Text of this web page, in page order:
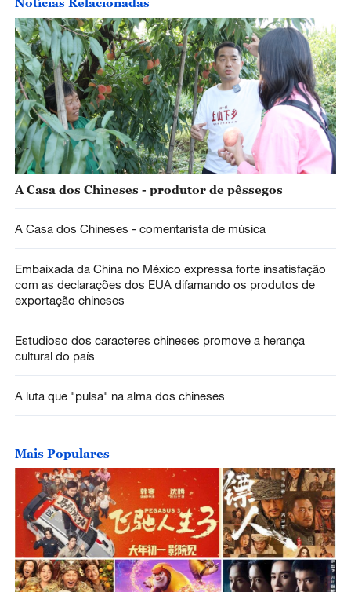
A Casa dos Chineses - produtor de pêssegos
A Casa dos Chineses - comentarista de música
Embaixada da China no México expressa forte insatisfação
com as declarações dos EUA difamando os produtos de
exportação chineses
Estudioso dos caracteres chineses promove a herança
cultural do país
A luta que "pulsa" na alma dos chineses
Mais Populares